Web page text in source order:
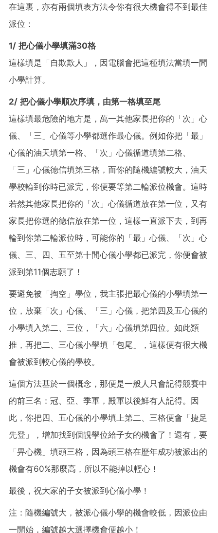
在這裏，亦有兩個填表方法令你有很大機會得不到最佳
派位：
1/ 把心儀小學填滿30格
這樣填是「自欺欺人」，因電腦會把這種填法當填一間
小學計算。
2/ 把心儀小學順次序填，由第一格填至尾
這樣填最危險的地方是，萬一其他家長把你的「次」心
儀、「三」心儀等小學都選作最心儀。例如你把「最」
心儀的油天填第一格、「次」心儀循道填第二格、
「三」心儀德信填第三格，而你的隨機編號較大，油天
學校輪到你時已派完，你便要等第二輪派位機會。這時
若然其他家長把你的「次」心儀循道放在第一位，又有
家長把你選的德信放在第一位，這樣一直派下去，到再
輪到你第二輪派位時，可能你的「最」心儀、「次」心
儀、三、四、五至第十間心儀小學都已派完，你便會被
派到第11個志願了！
要避免被「掏空」學位，我主張把最心儀的小學填第一
位，放棄「次」心儀、「三」心儀，把第四及五心儀的
小學填入第二、三位，「六」心儀填第四位。如此類
推，再把二、三心儀小學填「包尾」，這樣便有很大機
會被派到較心儀的學校。
這個方法基於一個概念，那便是一般人只會記得競賽中
的前三名：冠、亞、季軍，殿軍以後鮮有人記得。因
此，你把四、五心儀的小學填上第二、三格便會「捷足
先登」，增加找到個靚學位給子女的機會了！還有，要
「畀心機」填頭三格，因為頭三格在歷年成功被派出的
機會有60%那麼高，所以不能掉以輕心！
最後，祝大家的子女被派到心儀小學！
注：隨機編號大，被派心儀小學的機會較低，因派位由
一開始，編號越大選擇機會便越小！